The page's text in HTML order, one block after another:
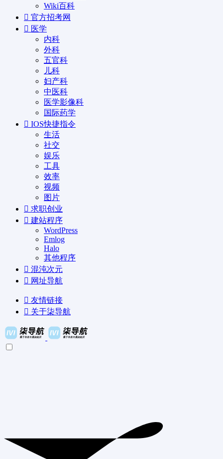
Wiki百科
官方招考网
医学
内科
外科
五官科
儿科
妇产科
中医科
医学影像科
国际药学
IOS快捷指令
生活
社交
娱乐
工具
效率
视频
图片
求职创业
建站程序
WordPress
Emlog
Halo
其他程序
混沌次元
网址导航
友情链接
关于柒导航